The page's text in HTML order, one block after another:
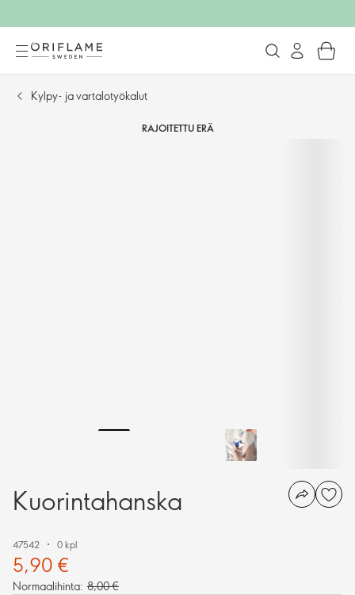
Kylpy- ja vartalotyökalut
RAJOITETTU ERÄ
Kuorintahanska
47542 0 kpl
5,90 €
Normaalihinta: 8,00 €